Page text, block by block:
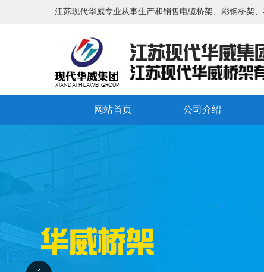
江苏现代华威专业从事生产和销售电缆桥架、彩钢桥架
网站首页 公司介绍